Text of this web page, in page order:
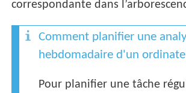
correspondante dans
Comment planifier une
hebdomadaire d'un
Pour planifier une tâche